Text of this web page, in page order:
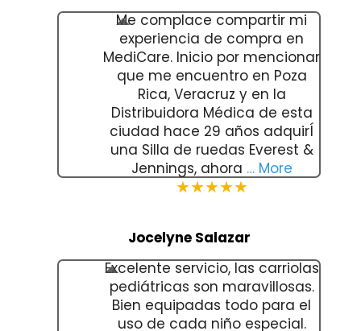
Me complace compartir mi
experiencia de compra en
MediCare. Inicio por mencionar
que me encuentro en Poza
Rica, Veracruz y en la
Distribuidora Médica de esta
ciudad hace 29 años adquirÍ
una Silla de ruedas Everest &
Jennings, ahora … More
★★★★★
Jocelyne Salazar
Excelente servicio, las carriolas
pediátricas son maravillosas.
Bien equipadas todo para el
uso de cada niño especial.